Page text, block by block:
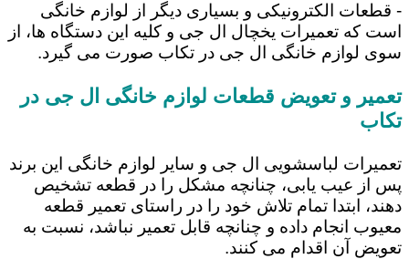
- قطعات الکترونیکی و بسیاری دیگر از لوازم خانگی
است که تعمیرات یخچال ال جی و کلیه این دستگاه ها، از
سوی لوازم خانگی ال جی در تکاب صورت می گیرد.
تعمیر و تعویض قطعات لوازم خانگی ال جی در
تکاب
تعمیرات لباسشویی ال جی و سایر لوازم خانگی این برند
پس از عیب یابی، چنانچه مشکل را در قطعه تشخیص
دهند، ابتدا تمام تلاش خود را در راستای تعمیر قطعه
معیوب انجام داده و چنانچه قابل تعمیر نباشد، نسبت به
تعویض آن اقدام می کنند.